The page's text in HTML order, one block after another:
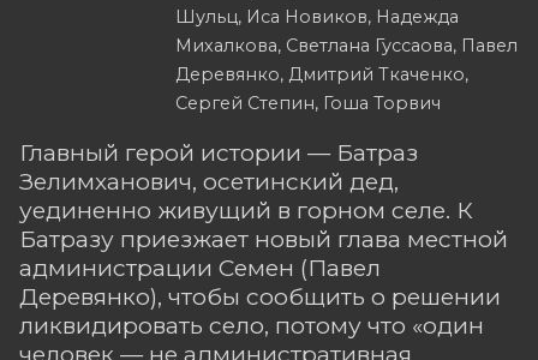
Шульц, Иса Новиков, Надежда
Михалкова, Светлана Гуссаова, Павел
Деревянко, Дмитрий Ткаченко,
Сергей Степин, Гоша Торвич
Главный герой истории — Батраз
Зелимханович, осетинский дед,
уединенно живущий в горном селе. К
Батразу приезжает новый глава местной
администрации Семен (Павел
Деревянко), чтобы сообщить о решении
ликвидировать село, потому что «один